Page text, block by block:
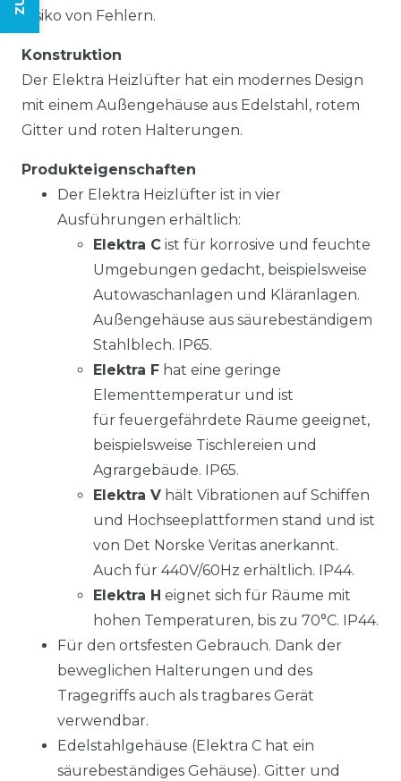
Risiko von Fehlern.
Konstruktion
Der Elektra Heizlüfter hat ein modernes Design
mit einem Außengehäuse aus Edelstahl, rotem
Gitter und roten Halterungen.
Produkteigenschaften
Der Elektra Heizlüfter ist in vier
Ausführungen erhältlich:
Elektra C ist für korrosive und feuchte
Umgebungen gedacht, beispielsweise
Autowaschanlagen und Kläranlagen.
Außengehäuse aus säurebeständigem
Stahlblech. IP65.
Elektra F hat eine geringe
Elementtemperatur und ist
für feuergefährdete Räume geeignet,
beispielsweise Tischlereien und
Agrargebäude. IP65.
Elektra V hält Vibrationen auf Schiffen
und Hochseeplattformen stand und ist
von Det Norske Veritas anerkannt.
Auch für 440V/60Hz erhältlich. IP44.
Elektra H eignet sich für Räume mit
hohen Temperaturen, bis zu 70°C. IP44.
Für den ortsfesten Gebrauch. Dank der
beweglichen Halterungen und des
Tragegriffs auch als tragbares Gerät
verwendbar.
Edelstahlgehäuse (Elektra C hat ein
säurebeständiges Gehäuse). Gitter und